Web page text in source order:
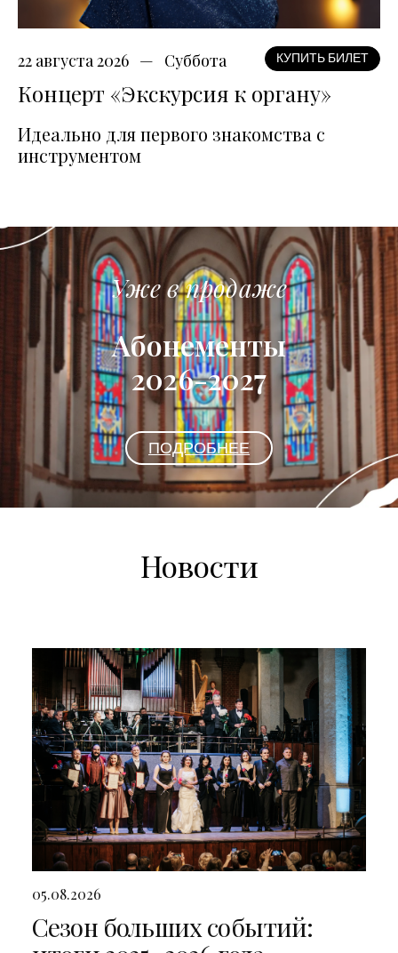
22 августа 2026 Суббота КУПИТЬ БИЛЕТ
Концерт «Экскурсия к органу»
Идеально для первого знакомства с
инструментом
Уже в продаже
Абонементы
2026-2027
ПОДРОБНЕЕ
Новости
05.08.2026
Сезон больших событий: